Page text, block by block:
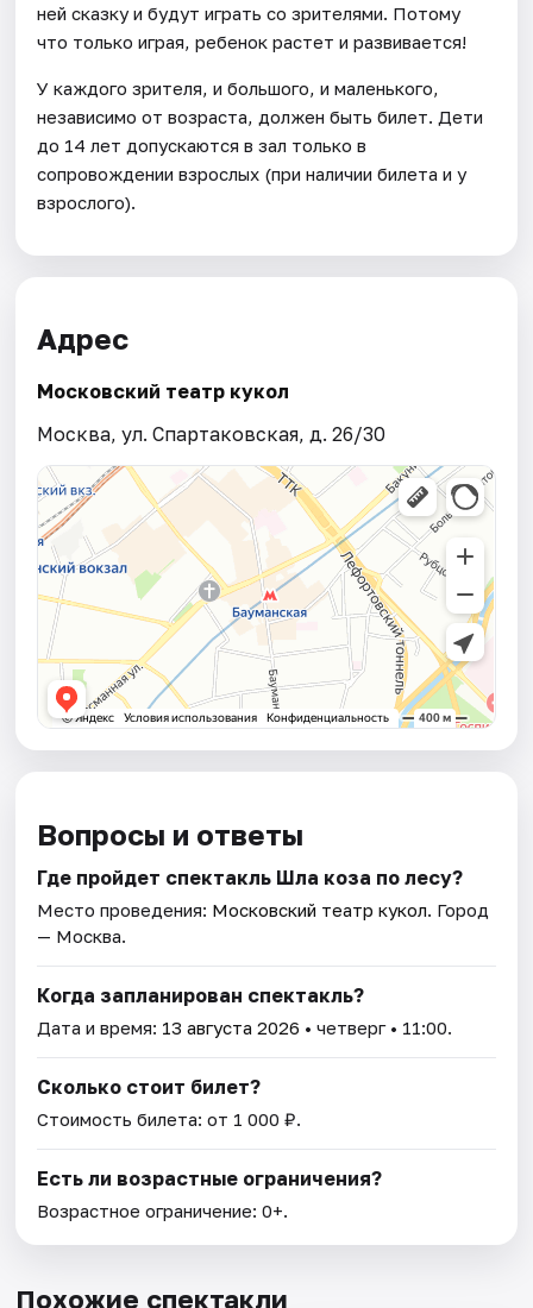
ней сказку и будут играть со зрителями. Потому
что только играя, ребенок растет и развивается!
У каждого зрителя, и большого, и маленького,
независимо от возраста, должен быть билет. Дети
до 14 лет допускаются в зал только в
сопровождении взрослых (при наличии билета и у
взрослого).
Адрес
Московский театр кукол
Москва, ул. Спартаковская, д. 26/30
Вопросы и ответы
Где пройдет спектакль Шла коза по лесу?
Место проведения: Московский театр кукол. Город
— Москва.
Когда запланирован спектакль?
Дата и время: 13 августа 2026 • четверг • 11:00.
Сколько стоит билет?
Стоимость билета: от 1 000 ₽.
Есть ли возрастные ограничения?
Возрастное ограничение: 0+.
Похожие спектакли